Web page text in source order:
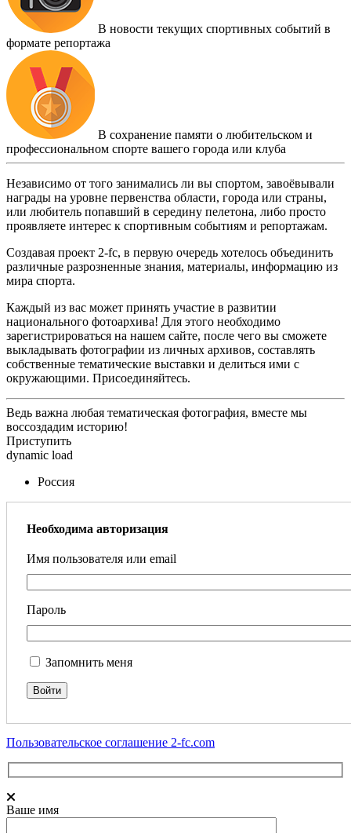
В новости текущих спортивных событий в
формате репортажа
В сохранение памяти о любительском и
профессиональном спорте вашего города или клуба
Независимо от того занимались ли вы спортом, завоёвывали
награды на уровне первенства области, города или страны,
или любитель попавший в середину пелетона, либо просто
проявляете интерес к спортивным событиям и репортажам.
Создавая проект 2-fc, в первую очередь хотелось объединить
различные разрозненные знания, материалы, информацию из
мира спорта.
Каждый из вас может принять участие в развитии
национального фотоархива! Для этого необходимо
зарегистрироваться на нашем сайте, после чего вы сможете
выкладывать фотографии из личных архивов, составлять
собственные тематические выставки и делиться ими с
окружающими. Присоединяйтесь.
Ведь важна любая тематическая фотография, вместе мы
воссоздадим историю!
Приступить
dynamic load
Россия
Необходима авторизация
Имя пользователя или email
Пароль
Запомнить меня
Пользовательское соглашение 2-fc.com
Ваше имя